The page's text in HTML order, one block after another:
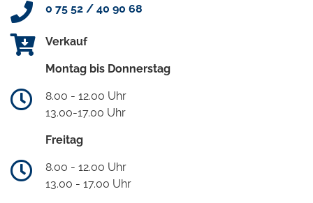
0 75 52 / 40 90 68
Verkauf
Montag bis Donnerstag
8.00 - 12.00 Uhr
13.00-17.00 Uhr
Freitag
8.00 - 12.00 Uhr
13.00 - 17.00 Uhr